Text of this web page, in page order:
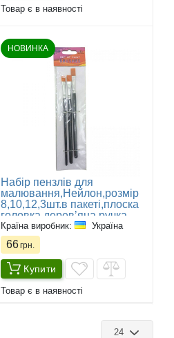
Товар є в наявності
НОВИНКА
Набір пензлів для
малювання,Нейлон,розмір
8,10,12,3шт.в пакеті,плоска
головка,деревʼяна ручка
Країна виробник: Україна
66грн.
Купити
Товар є в наявності
24